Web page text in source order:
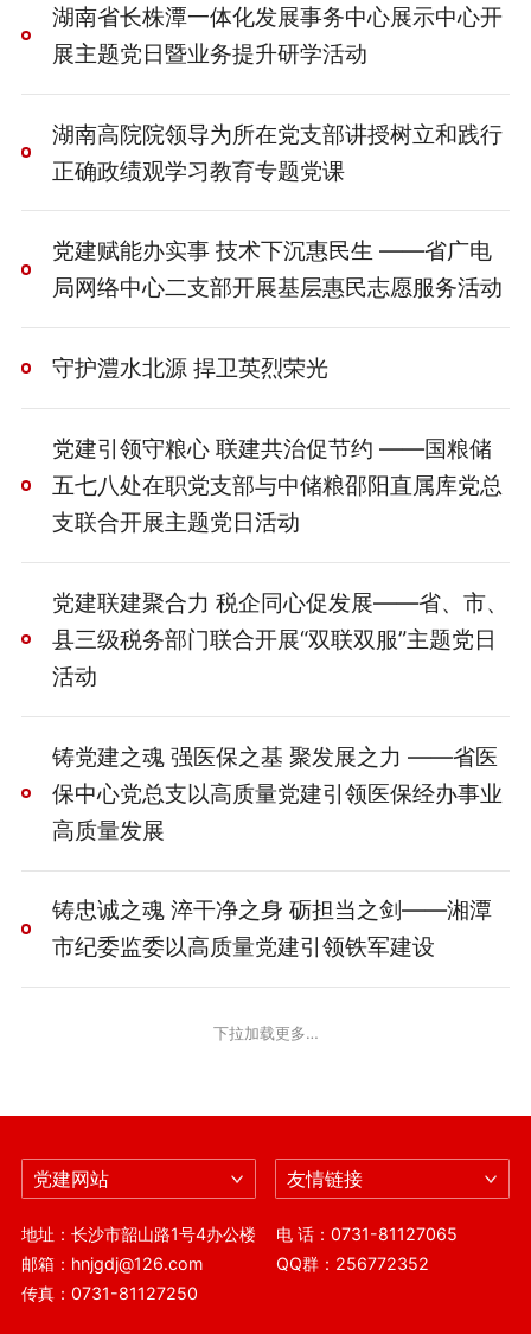
湖南省长株潭一体化发展事务中心展示中心开
展主题党日暨业务提升研学活动
湖南高院院领导为所在党支部讲授树立和践行
正确政绩观学习教育专题党课
党建赋能办实事 技术下沉惠民生 ——省广电
局网络中心二支部开展基层惠民志愿服务活动
守护澧水北源 捍卫英烈荣光
党建引领守粮心 联建共治促节约 ——国粮储
五七八处在职党支部与中储粮邵阳直属库党总
支联合开展主题党日活动
党建联建聚合力 税企同心促发展——省、市、
县三级税务部门联合开展“双联双服”主题党日
活动
铸党建之魂 强医保之基 聚发展之力 ——省医
保中心党总支以高质量党建引领医保经办事业
高质量发展
铸忠诚之魂 淬干净之身 砺担当之剑——湘潭
市纪委监委以高质量党建引领铁军建设
下拉加载更多…
党建网站 友情链接
地址：长沙市韶山路1号4办公楼
电 话：0731-81127065
邮箱：hnjgdj@126.com
QQ群：256772352
传真：0731-81127250